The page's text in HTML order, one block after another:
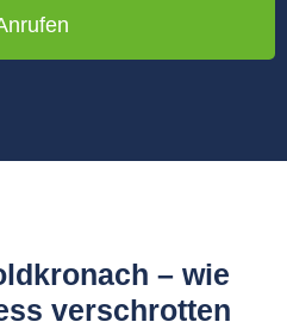
– wie
verschrotten